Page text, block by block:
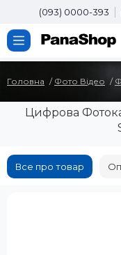
(093) 0000-393
Головна Фото Вiдео
Цифрова
Все про товар